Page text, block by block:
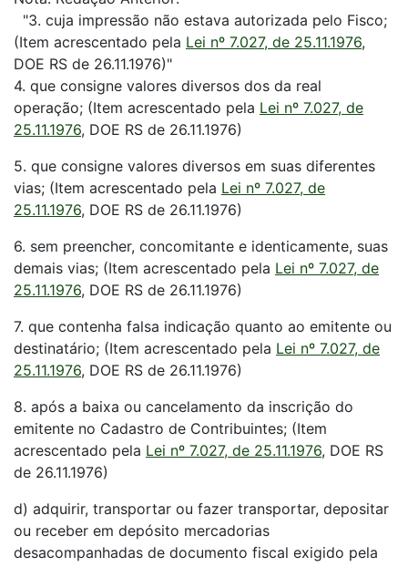
"3. cuja impressão não estava autorizada pelo Fisco;
(Item acrescentado pela Lei nº 7.027, de 25.11.1976,
DOE RS de 26.11.1976)"
4. que consigne valores diversos dos da real
operação; (Item acrescentado pela Lei nº 7.027, de
25.11.1976, DOE RS de 26.11.1976)
5. que consigne valores diversos em suas diferentes
vias; (Item acrescentado pela Lei nº 7.027, de
25.11.1976, DOE RS de 26.11.1976)
6. sem preencher, concomitante e identicamente, suas
demais vias; (Item acrescentado pela Lei nº 7.027, de
25.11.1976, DOE RS de 26.11.1976)
7. que contenha falsa indicação quanto ao emitente ou
destinatário; (Item acrescentado pela Lei nº 7.027, de
25.11.1976, DOE RS de 26.11.1976)
8. após a baixa ou cancelamento da inscrição do
emitente no Cadastro de Contribuintes; (Item
acrescentado pela Lei nº 7.027, de 25.11.1976, DOE RS
de 26.11.1976)
d) adquirir, transportar ou fazer transportar, depositar
ou receber em depósito mercadorias
desacompanhadas de documento fiscal exigido pela